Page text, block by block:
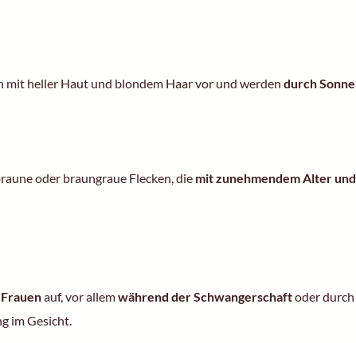
mit heller Haut und blondem Haar vor und werden durch
oder braungraue Flecken, die mit zunehmendem Alter
auf, vor allemwährend der Schwangerschaftoder
im Gesicht.